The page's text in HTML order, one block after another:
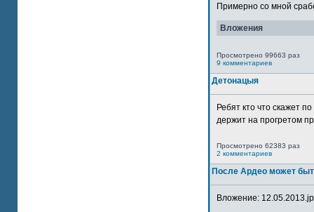
Примерно со мной
Вложения
Просмотрено 99663 раз
9 комментариев
Детонацыя
Ребят кто что скажет
держит на прогретом
Просмотрено 62383 раз
2 комментариев
После Ардео может
Вложение: